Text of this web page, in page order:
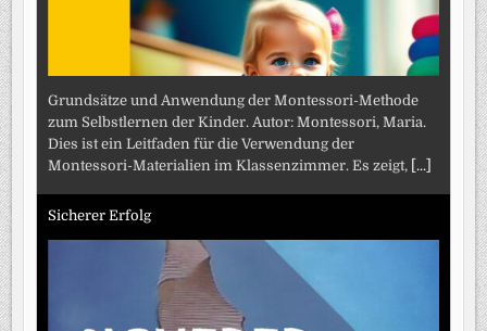
Grundsätze und Anwendung der Montessori-Methode
zum Selbstlernen der Kinder. Autor: Montessori, Maria.
Dies ist ein Leitfaden für die Verwendung der
Montessori-Materialien im Klassenzimmer. Es zeigt,
[...]
Sicherer Erfolg